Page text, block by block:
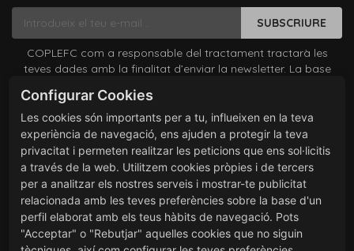
SUBSCRIURE
COPLEFC com a responsable del tractament tractarà les
teves dades amb la finalitat d’enviar la newsletter. La base
qualsevol moment comunicant-lo a coplefc@coplefc.cat. No
es cediran dades a tercers excepte per obligació legal. Pots
accedir, rectificar i suprimir les teves dades, així com exercir
altres drets consultant la informació addicional i detallada
sobre protecció de dades a la nostraPolítica de Privacitat
He llegit i accepto les condicions contingudes en la política
de privacitat sobre el tractament de les meves dades per
l’enviament de la newsletter.
Configurar Cookies
Les cookies són importants per a tu, influeixen en la teva
experiència de navegació, ens ajuden a protegir la teva
privacitat i permeten realitzar les peticions que ens sol·licitis
a través de la web. Utilitzem cookies pròpies i de tercers
per a analitzar els nostres serveis i mostrar-te publicitat
relacionada amb les teves preferències sobre la base d'un
perfil elaborat amb els teus hàbits de navegació. Pots
"Acceptar" o "Rebutjar" aquelles cookies que no siguin